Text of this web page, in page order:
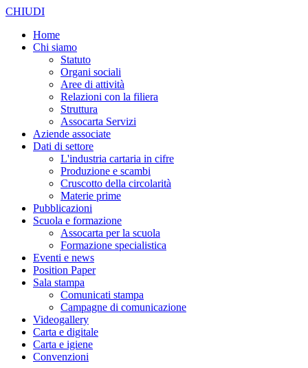
CHIUDI
Home
Chi siamo
Statuto
Organi sociali
Aree di attività
Relazioni con la filiera
Struttura
Assocarta Servizi
Aziende associate
Dati di settore
L'industria cartaria in cifre
Produzione e scambi
Cruscotto della circolarità
Materie prime
Pubblicazioni
Scuola e formazione
Assocarta per la scuola
Formazione specialistica
Eventi e news
Position Paper
Sala stampa
Comunicati stampa
Campagne di comunicazione
Videogallery
Carta e digitale
Carta e igiene
Convenzioni